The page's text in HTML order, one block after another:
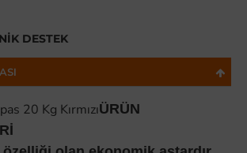
DESTEK
20 Kg KırmızıÜRÜN